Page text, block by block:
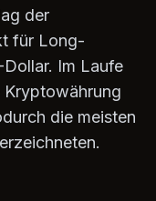
der
für Long-
Im Laufe
die meisten